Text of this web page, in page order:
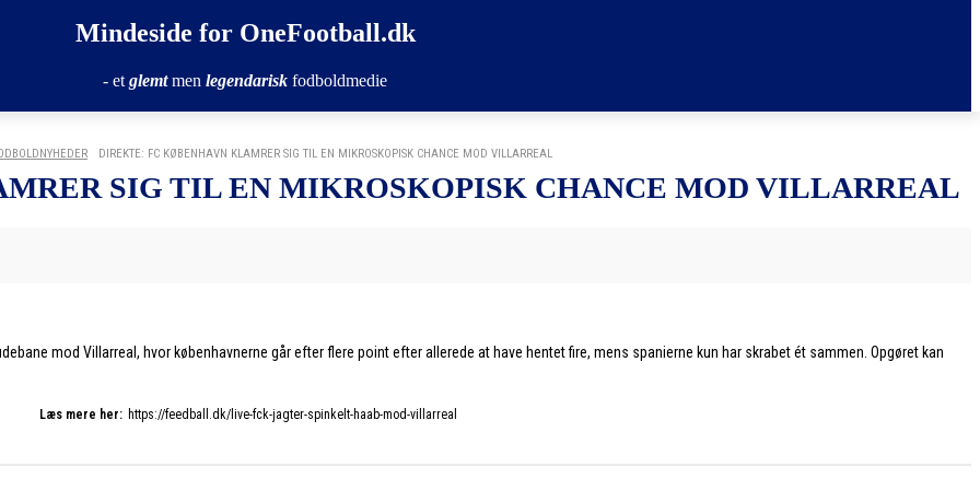
Mindeside for OneFootball.dk
- et glemtmen legendarisk fodboldmedie
DIREKTE: FC KØBENHAVN KLAMRER SIG TIL EN MIKROSKOPISK CHANCE MOD VILLARREAL
SIG TIL EN MIKROSKOPISK CHANCE MOD VILLARREAL
mod Villarreal, hvor københavnerne går efter flere point efter allerede at have hentet fire, mens spanierne kun har skrabet ét sammen. Opgøret kan
Læs mere her: https://feedball.dk/live-fck-jagter-spinkelt-haab-mod-villarreal